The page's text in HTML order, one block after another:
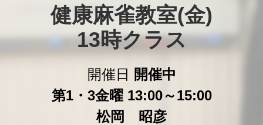
健康麻雀教室(金)
13時クラス
開催日
開催中
第1・3金曜 13:00～15:00
松岡 昭彦